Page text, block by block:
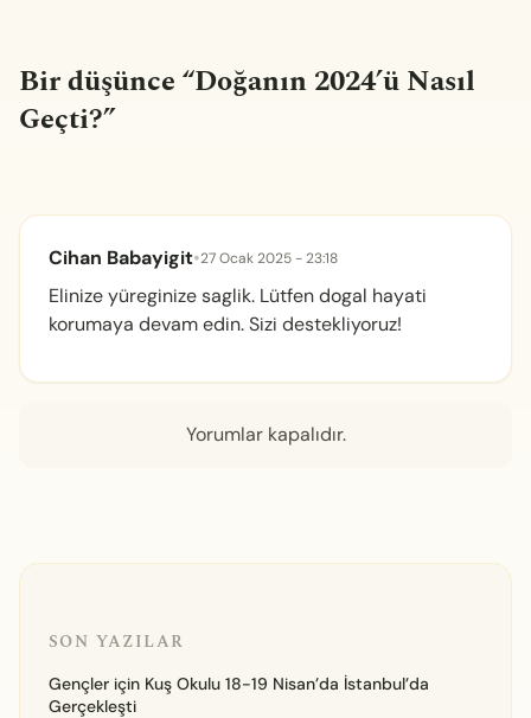
Bir düşünce “Doğanın 2024’ü Nasıl
Geçti?”
Cihan Babayigit•27 Ocak 2025 - 23:18
Elinize yüreginize saglik. Lütfen dogal hayati
korumaya devam edin. Sizi destekliyoruz!
Yorumlar kapalıdır.
SON YAZILAR
Gençler için Kuş Okulu 18-19 Nisan’da İstanbul’da
Gerçekleşti